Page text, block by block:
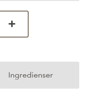
Ingredienser